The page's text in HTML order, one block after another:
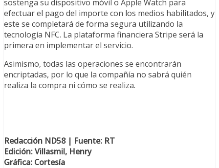
sostenga su dispositivo móvil o Apple Watch para
efectuar el pago del importe con los medios habilitados, y
este se completará de forma segura utilizando la
tecnología NFC. La plataforma financiera Stripe será la
primera en implementar el servicio.
Asimismo, todas las operaciones se encontrarán
encriptadas, por lo que la compañía no sabrá quién
realiza la compra ni cómo se realiza.
Redacción ND58 | Fuente: RT
Edición: Villasmil, Henry
Gráfica: Cortesía